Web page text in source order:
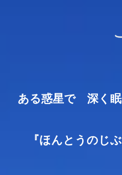
ある惑星で 深く
『ほんとうのじ